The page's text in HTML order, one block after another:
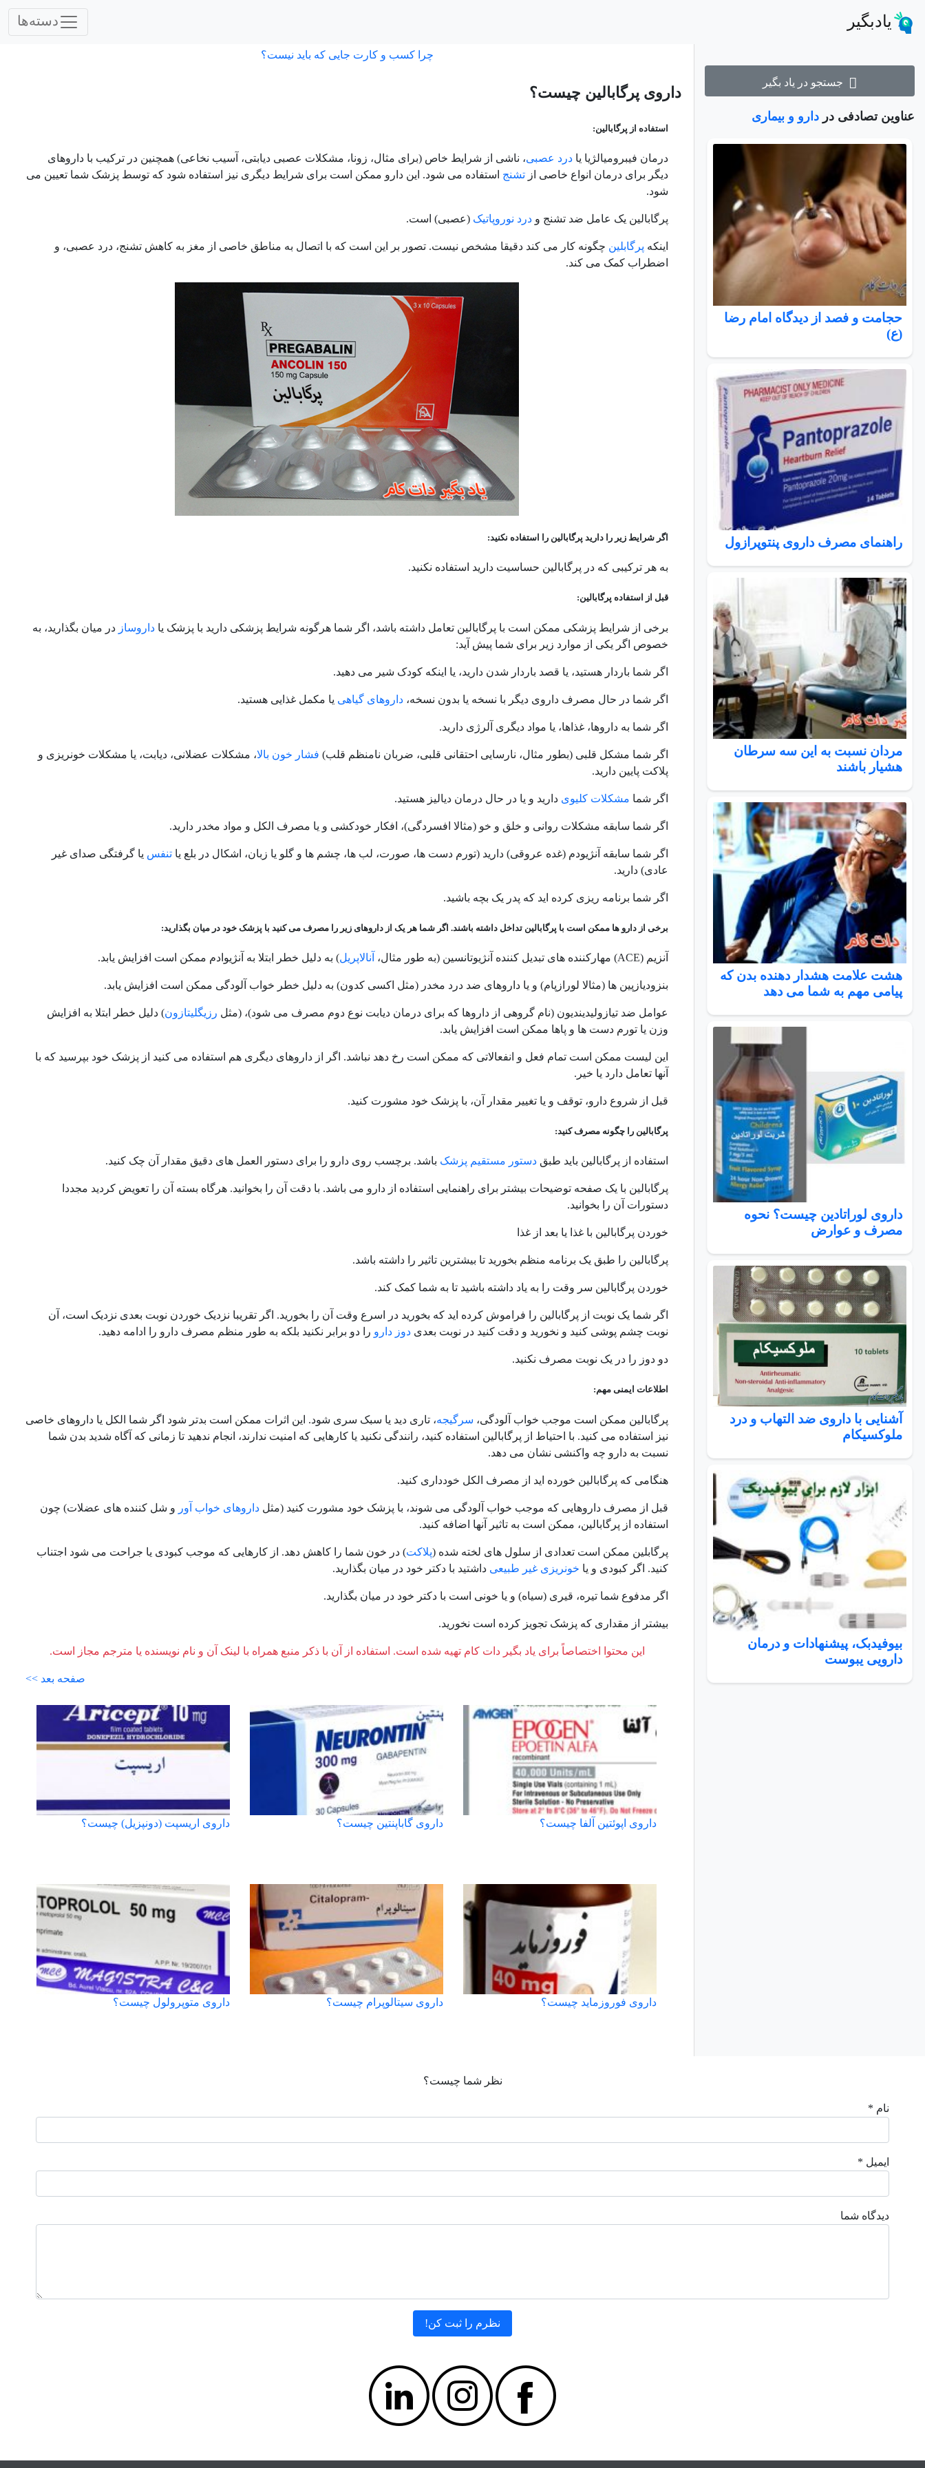
یادبگیر دسته‌ها
جستجو در یاد بگیر
عناوین تصادفی در دارو و بیماری
حجامت و فصد از دیدگاه امام رضا
(ع)
راهنمای مصرف داروی پنتوپرازول
مردان نسبت به این سه سرطان
هشیار باشند
هشت علامت هشدار دهنده بدن که
پیامی مهم به شما می دهد
داروی لوراتادین چیست؟ نحوه
مصرف و عوارض
آشنایی با داروی ضد التهاب و درد
ملوکسیکام
بیوفیدبک، پیشنهادات و درمان
دارویی یبوست
چرا کسب و کارت جایی که باید نیست؟
داروی پرگابالین چیست؟
استفاده از پرگابالین:
درمان فیبرومیالژیا یا درد عصبی، ناشی از شرایط خاص (برای مثال، زونا، مشکلات عصبی دیابتی، آسیب نخاعی) همچنین در ترکیب با داروهای
دیگر برای درمان انواع خاصی از تشنج استفاده می شود. این دارو ممکن است برای شرایط دیگری نیز استفاده شود که توسط پزشک شما تعیین می
شود.
پرگابالین یک عامل ضد تشنج و درد نوروپاتیک (عصبی) است.
اینکه پرگابلین چگونه کار می کند دقیقا مشخص نیست. تصور بر این است که با اتصال به مناطق خاصی از مغز به کاهش تشنج، درد عصبی، و
اضطراب کمک می کند.
اگر شرایط زیر را دارید پرگابالین را استفاده نکنید:
به هر ترکیبی که در پرگابالین حساسیت دارید استفاده نکنید.
قبل از استفاده پرگابالین:
برخی از شرایط پزشکی ممکن است با پرگابالین تعامل داشته باشد، اگر شما هرگونه شرایط پزشکی دارید با پزشک یا داروساز در میان بگذارید، به
خصوص اگر یکی از موارد زیر برای شما پیش آید:
اگر شما باردار هستید، یا قصد باردار شدن دارید، یا اینکه کودک شیر می دهید.
اگر شما در حال مصرف داروی دیگر با نسخه یا بدون نسخه، داروهای گیاهی یا مکمل غذایی هستید.
اگر شما به داروها، غذاها، یا مواد دیگری آلرژی دارید.
اگر شما مشکل قلبی (بطور مثال، نارسایی احتقانی قلبی، ضربان نامنظم قلب) فشار خون بالا، مشکلات عضلانی، دیابت، یا مشکلات خونریزی و
پلاکت پایین دارید.
اگر شما مشکلات کلیوی دارید و یا در حال درمان دیالیز هستید.
اگر شما سابقه مشکلات روانی و خلق و خو (مثالا افسردگی)، افکار خودکشی و یا مصرف الکل و مواد مخدر دارید.
اگر شما سابقه آنژیودم (غده عروقی) دارید (تورم دست ها، صورت، لب ها، چشم ها و گلو یا زبان، اشکال در بلع یا تنفس یا گرفتگی صدای غیر
عادی) دارید.
اگر شما برنامه ریزی کرده اید که پدر یک بچه باشید.
برخی از دارو ها ممکن است با پرگابالین تداخل داشته باشند. اگر شما هر یک از داروهای زیر را مصرف می کنید با پزشک خود در میان بگذارید:
آنزیم (ACE) مهارکننده های تبدیل کننده آنژیوتانسین (به طور مثال، آنالاپریل) به دلیل خطر ابتلا به آنژیوادم ممکن است افزایش یابد.
بنزودیازپین ها (مثالا لورازپام) و یا داروهای ضد درد مخدر (مثل اکسی کدون) به دلیل خطر خواب آلودگی ممکن است افزایش یابد.
عوامل ضد تیازولیدیندیون (نام گروهی از داروها که برای درمان دیابت نوع دوم مصرف می شود)، (مثل رزیگلیتازون) دلیل خطر ابتلا به افزایش
وزن یا تورم دست ها و پاها ممکن است افزایش یابد.
این لیست ممکن است تمام فعل و انفعالاتی که ممکن است رخ دهد نباشد. اگر از داروهای دیگری هم استفاده می کنید از پزشک خود بپرسید که با
آنها تعامل دارد یا خیر.
قبل از شروع دارو، توقف و یا تغییر مقدار آن، با پزشک خود مشورت کنید.
پرگابالین را چگونه مصرف کنید:
استفاده از پرگابالین باید طبق دستور مستقیم پزشک باشد. برچسب روی دارو را برای دستور العمل های دقیق مقدار آن چک کنید.
پرگابالین با یک صفحه توضیحات بیشتر برای راهنمایی استفاده از دارو می باشد. با دقت آن را بخوانید. هرگاه بسته آن را تعویض کردید مجددا
دستورات آن را بخوانید.
خوردن پرگابالین با غذا یا بعد از غذا
پرگابالین را طبق یک برنامه منظم بخورید تا بیشترین تاثیر را داشته باشد.
خوردن پرگابالین سر وقت را به یاد داشته باشید تا به شما کمک کند.
اگر شما یک نوبت از پرگابالین را فراموش کرده اید که بخورید در اسرع وقت آن را بخورید. اگر تقریبا نزدیک خوردن نوبت بعدی نزدیک است، آن
نوبت چشم پوشی کنید و نخورید و دقت کنید در نوبت بعدی دوز دارو را دو برابر نکنید بلکه به طور منظم مصرف دارو را ادامه دهید.
دو دوز را در یک نوبت مصرف نکنید.
اطلاعات ایمنی مهم:
پرگابالین ممکن است موجب خواب آلودگی، سرگیجه، تاری دید یا سبک سری شود. این اثرات ممکن است بدتر شود اگر شما الکل یا داروهای خاصی
نیز استفاده می کنید. با احتیاط از پرگابالین استفاده کنید، رانندگی نکنید یا کارهایی که امنیت ندارند، انجام ندهید تا زمانی که آگاه شدید بدن شما
نسبت به دارو چه واکنشی نشان می دهد.
هنگامی که پرگابالین خورده اید از مصرف الکل خودداری کنید.
قبل از مصرف داروهایی که موجب خواب آلودگی می شوند، با پزشک خود مشورت کنید (مثل داروهای خواب آور و شل کننده های عضلات) چون
استفاده از پرگابالین، ممکن است به تاثیر آنها اضافه کنید.
پرگابلین ممکن است تعدادی از سلول های لخته شده (پلاکت) در خون شما را کاهش دهد. از کارهایی که موجب کبودی یا جراحت می شود اجتناب
کنید. اگر کبودی و یا خونریزی غیر طبیعی داشتید با دکتر خود در میان بگذارید.
اگر مدفوع شما تیره، قیری (سیاه) و یا خونی است با دکتر خود در میان بگذارید.
بیشتر از مقداری که پزشک تجویز کرده است نخورید.
این محتوا اختصاصاً برای یاد بگیر دات کام تهیه شده است. استفاده از آن با ذکر منبع همراه با لینک آن و نام نویسنده یا مترجم مجاز است.
صفحه بعد >>
داروی اپوئتین آلفا چیست؟ داروی گاباپنتین چیست؟ داروی اریسپت (دونپزیل) چیست؟
داروی فوروزماید چیست؟ داروی سیتالوپرام چیست؟ داروی متوپرولول چیست؟
نظر شما چیست؟
نام *
ایمیل *
دیدگاه شما